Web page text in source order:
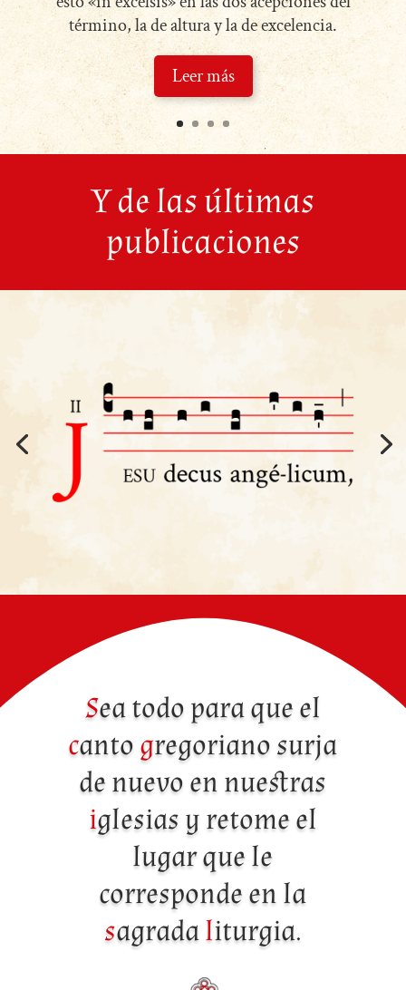
término, la de altura y la de excelencia.
Leer más
Y de las últimas
publicaciones
Sea todo para que el
cantogregoriano surja
de nuevo en nuestras
iglesias y retome el
lugar que le
corresponde en la
sagradaliturgia.